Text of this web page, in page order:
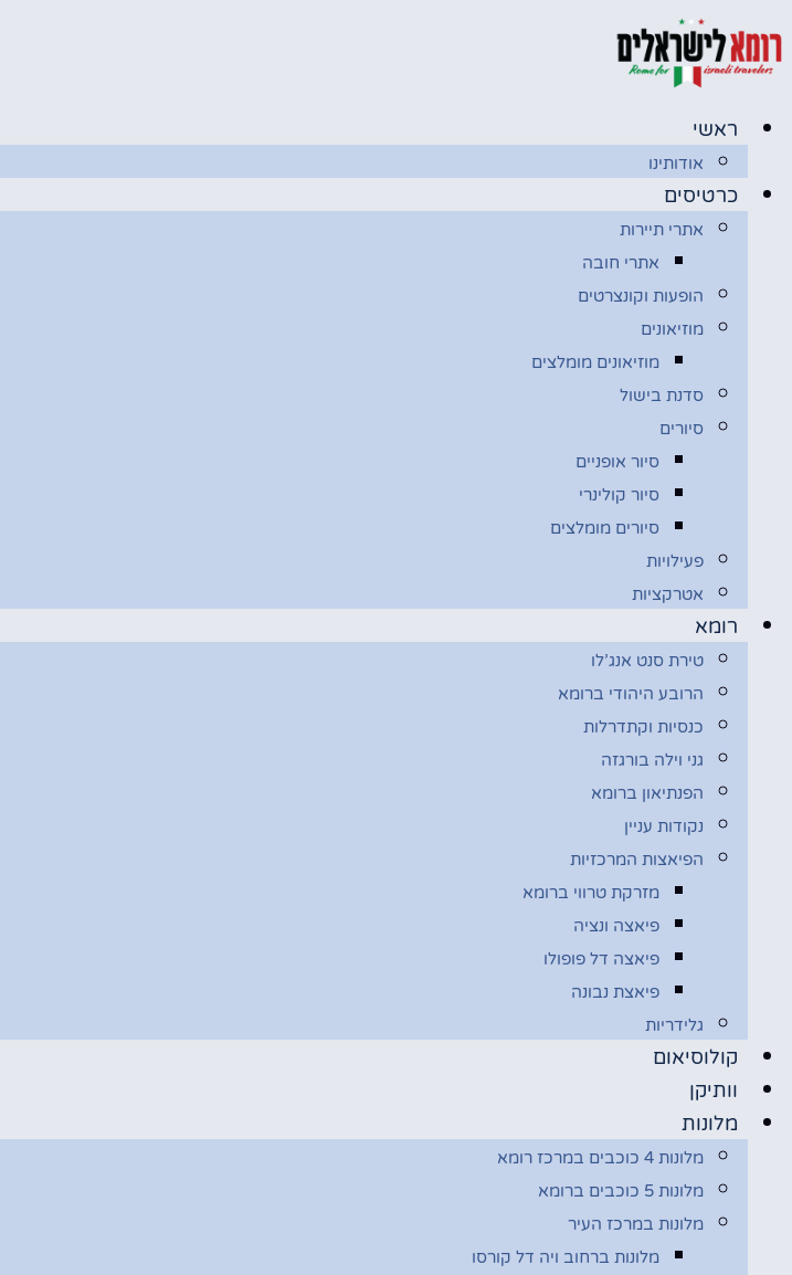
לתוכן
ראשי
אודותינו
כרטיסים
אתרי תיירות
אתרי חובה
הופעות וקונצרטים
מוזיאונים
מוזיאונים מומלצים
סדנת בישול
סיורים
סיור אופניים
סיור קולינרי
סיורים מומלצים
פעילויות
אטרקציות
רומא
טירת סנט אנג’לו
הרובע היהודי ברומא
כנסיות וקתדרלות
גני וילה בורגזה
הפנתיאון ברומא
נקודות עניין
הפיאצות המרכזיות
מזרקת טרווי ברומא
פיאצה ונציה
פיאצה דל פופולו
פיאצת נבונה
גלידריות
קולוסיאום
וותיקן
מלונות
מלונות 4 כוכבים במרכז רומא
מלונות 5 כוכבים ברומא
מלונות במרכז העיר
מלונות ברחוב ויה דל קורסו